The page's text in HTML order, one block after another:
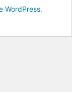
WordPress.